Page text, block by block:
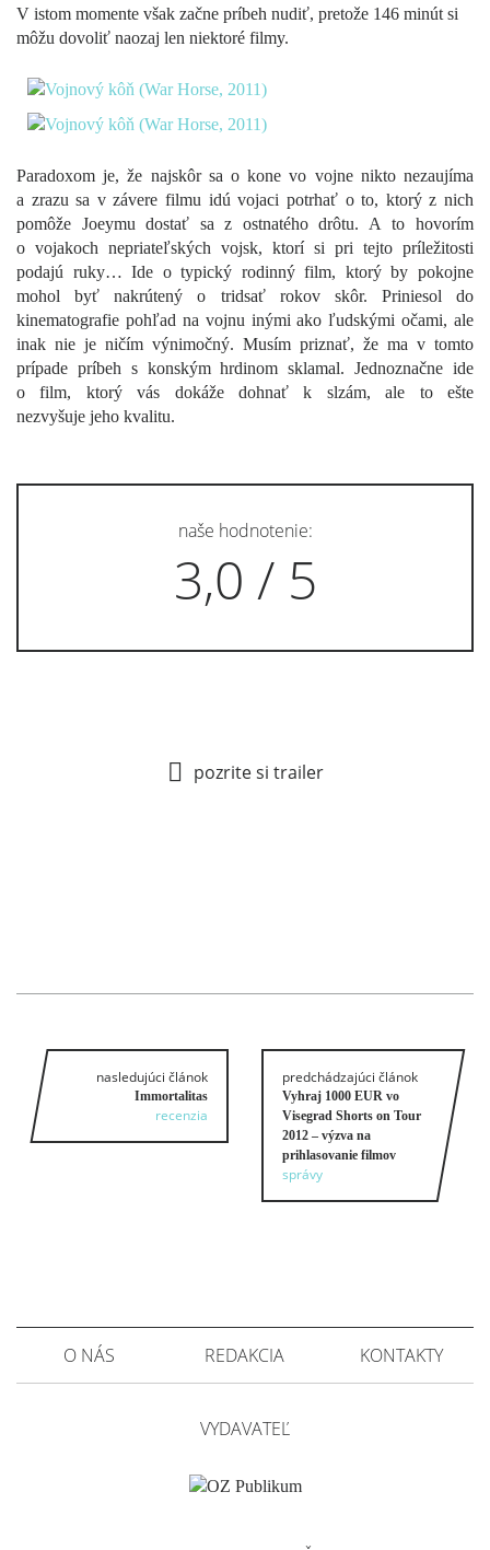
V istom momente však začne príbeh nudiť, pretože 146 minút si
môžu dovoliť naozaj len niektoré filmy.
Paradoxom je, že najskôr sa o kone vo vojne nikto nezaujíma
a zrazu sa v závere filmu idú vojaci potrhať o to, ktorý z nich
pomôže Joeymu dostať sa z ostnatého drôtu. A to hovorím
o vojakoch nepriateľských vojsk, ktorí si pri tejto príležitosti
podajú ruky… Ide o typický rodinný film, ktorý by pokojne
mohol byť nakrútený o tridsať rokov skôr. Priniesol do
kinematografie pohľad na vojnu inými ako ľudskými očami, ale
inak nie je ničím výnimočný. Musím priznať, že ma v tomto
prípade príbeh s konským hrdinom sklamal. Jednoznačne ide
o film, ktorý vás dokáže dohnať k slzám, ale to ešte
nezvyšuje jeho kvalitu.
naše hodnotenie:
3,0 / 5
pozrite si trailer
nasledujúci článok
Immortalitas
recenzia
predchádzajúci článok
Vyhraj 1000 EUR vo
Visegrad Shorts on Tour
2012 – výzva na
prihlasovanie filmov
správy
O NÁS REDAKCIA KONTAKTY
VYDAVATEĽ